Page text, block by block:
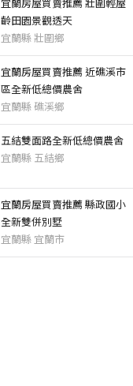
宜蘭房屋買賣推薦 壯圍輕屋
齡田園景觀透天
宜蘭縣 壯圍鄉
宜蘭房屋買賣推薦 近礁溪市
區全新低總價農舍
宜蘭縣 礁溪鄉
五結雙面路全新低總價農舍
宜蘭縣 五結鄉
宜蘭房屋買賣推薦 縣政國小
全新雙併別墅
宜蘭縣 宜蘭市